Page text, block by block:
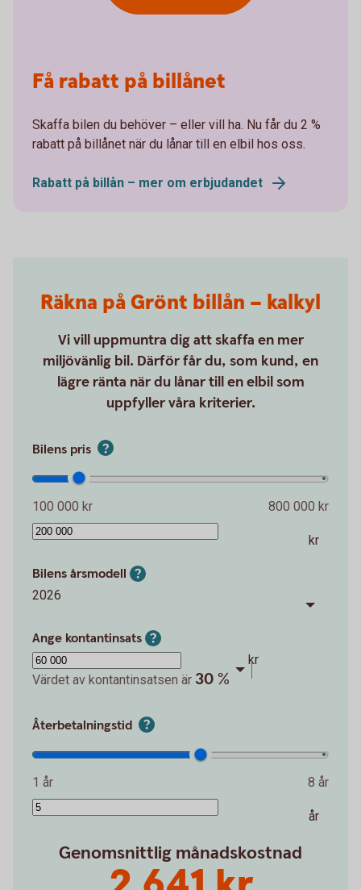
Få rabatt på billånet
Skaffa bilen du behöver – eller vill ha. Nu får du 2 %
rabatt på billånet när du lånar till en elbil hos oss.
Rabatt på billån – mer om erbjudandet
Räkna på Grönt billån – kalkyl
Vi vill uppmuntra dig att skaffa en mer
miljövänlig bil. Därför får du, som kund, en
lägre ränta när du lånar till en elbil som
uppfyller våra kriterier.
Bilens pris
100 000 kr 800 000 kr
kr
Bilens årsmodell
2026
Ange kontantinsats
kr
Värdet av kontantinsatsen är 30 %
Återbetalningstid
1 år 8 år
år
Genomsnittlig månadskostnad